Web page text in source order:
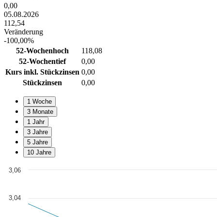
0,00
05.08.2026
112,54
Veränderung
-100,00%
52-Wochenhoch
118,08
52-Wochentief
0,00
Kurs inkl. Stückzinsen 0,00
Stückzinsen
0,00
1 Woche
3 Monate
1 Jahr
3 Jahre
5 Jahre
10 Jahre
Chart
View as data table, Chart
The chart has 1 X axis displaying Time. Data ranges from 2008-01-
3,04
3,06